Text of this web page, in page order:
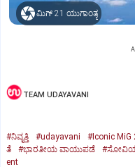
ಮಿಗ್‌ 21 ಯುಗಾಂತ್ಯ
TEAM UDAYAVANI
#ನಿವೃತ್ತಿ #udayavani #Iconic MiG
ತೆ
#ಭಾರತೀಯ ವಾಯುಪಡೆ
ent